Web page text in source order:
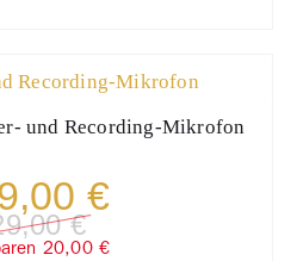
und Recording-Mikrofon
€
€
20,00 €